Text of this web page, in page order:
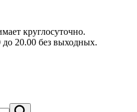
круглосуточно.
до 20.00 без выходных.